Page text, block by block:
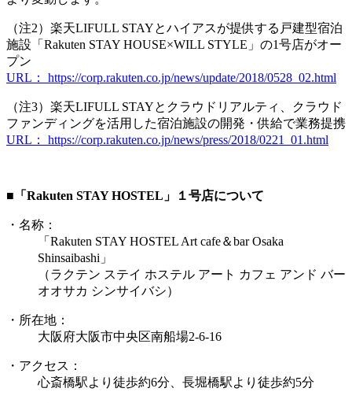
（注2）楽天LIFULL STAYとハイアスが提供する戸建型宿泊
施設「Rakuten STAY HOUSE×WILL STYLE」の1号店がオー
プン
URL： https://corp.rakuten.co.jp/news/update/2018/0528_02.html
（注3）楽天LIFULL STAYとクラウドリアルティ、クラウド
ファンディングを活用した宿泊施設の開発・供給で業務提携
URL： https://corp.rakuten.co.jp/news/press/2018/0221_01.html
■「Rakuten STAY HOSTEL」１号店について
・名称：
「Rakuten STAY HOSTEL Art cafe＆bar Osaka
Shinsaibashi」
（ラクテン ステイ ホステル アート カフェ アンド バー
オオサカ シンサイバシ）
・所在地：
大阪府大阪市中央区南船場2-6-16
・アクセス：
心斎橋駅より徒歩約6分、長堀橋駅より徒歩約5分